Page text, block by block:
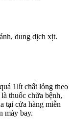
dung dịch xịt.
1lít chất lỏng theo
thuốc chữa bệnh,
tại cửa hàng miễn
máy bay.